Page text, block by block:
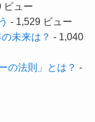
ビュー
- 1,529 ビュー
未来は？ - 1,040
の法則」とは？ -